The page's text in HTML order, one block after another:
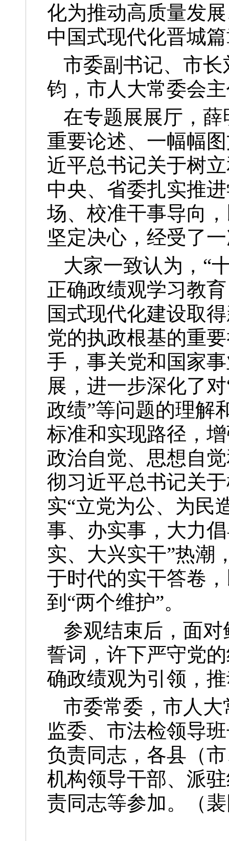
化为推动高质量发
中国式现代化晋城
市委副书记、市
钧，市人大常委会
在专题展展厅，
重要论述、一幅幅
近平总书记关于树
中央、省委扎实推
场、校准干事导向
坚定决心，经受了
大家一致认为，“
正确政绩观学习教
国式现代化建设取
党的执政根基的重
手，事关党和国家
展，进一步深化了
政绩”等问题的理解
标准和实现路径，
政治自觉、思想自
彻习近平总书记关
实“立党为公、为民
事、办实事，大力
实、大兴实干”热潮
于时代的实干答卷
到“两个维护”。
参观结束后，面
誓词，许下严守党
确政绩观为引领，
市委常委，市人
监委、市法检领导
负责同志，各县（
机构领导干部、派
责同志等参加。（